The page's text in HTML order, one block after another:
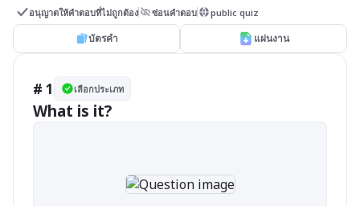
อนุญาตให้คำตอบที่ไม่ถูกต้อง ซ่อนคำตอบ public quiz
บัตรคำ แผ่นงาน
# 1 เลือกประเภท
What is it?